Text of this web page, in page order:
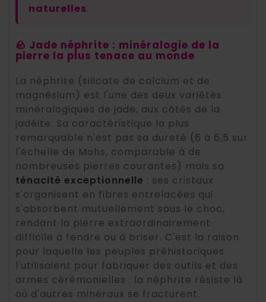
naturelles.
🪨 Jade néphrite : minéralogie de la
pierre la plus tenace au monde
La néphrite (silicate de calcium et de
magnésium) est l'une des deux variétés
minéralogiques de jade, aux côtés de la
jadéite. Sa caractéristique la plus
remarquable n'est pas sa dureté (6 à 6,5 sur
l'échelle de Mohs, comparable à de
nombreuses pierres courantes) mais sa
ténacité exceptionnelle : ses cristaux
s'organisent en fibres entrelacées qui
s'absorbent mutuellement sous le choc,
rendant la pierre extraordinairement
difficile à fendre ou à briser. C'est la raison
pour laquelle les peuples préhistoriques
l'utilisaient pour fabriquer des outils et des
armes cérémonielles : la néphrite résiste là
où d'autres minéraux se fracturent.